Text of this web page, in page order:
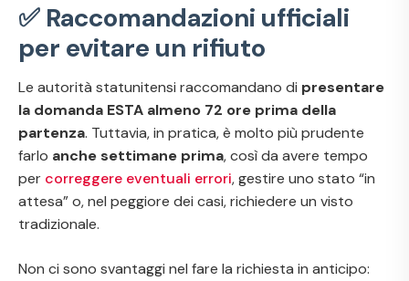
✅ Raccomandazioni ufficiali
per evitare un rifiuto
Le autorità statunitensi raccomandano di presentare
la domanda ESTA almeno 72 ore prima della
partenza. Tuttavia, in pratica, è molto più prudente
farlo anche settimane prima, così da avere tempo
per correggere eventuali errori, gestire uno stato “in
attesa” o, nel peggiore dei casi, richiedere un visto
tradizionale.
Non ci sono svantaggi nel fare la richiesta in anticipo: